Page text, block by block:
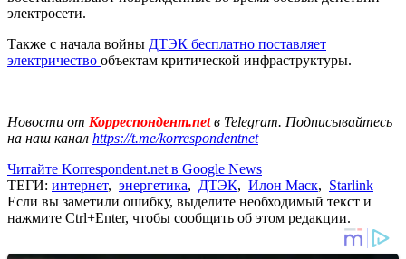
электросети.
Также с начала войны ДТЭК бесплатно поставляет
электричество объектам критической инфраструктуры.
Новости от Корреспондент.netв Telegram. Подписывайтесь
на наш канал https://t.me/korrespondentnet
Читайте Korrespondent.net в Google News
ТЕГИ: интернет, энергетика, ДТЭК, Илон Маск, Starlink
Если вы заметили ошибку, выделите необходимый текст и
нажмите Ctrl+Enter, чтобы сообщить об этом редакции.